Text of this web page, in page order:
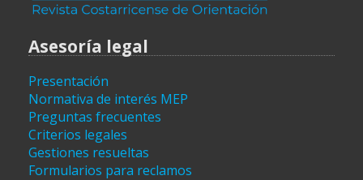
Asesoría legal
Presentación
Normativa de interés MEP
Preguntas frecuentes
Criterios legales
Gestiones resueltas
Formularios para reclamos